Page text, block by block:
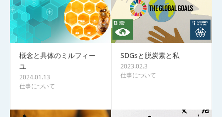
概念と具体のミルフィー
ユ
2024.01.13
仕事について
SDGsと脱炭素と私
2023.02.3
仕事について